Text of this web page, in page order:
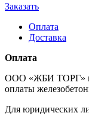
Заказать
Оплата
Доставка
Оплата
ООО «ЖБИ ТОРГ»
оплаты
Для юридических